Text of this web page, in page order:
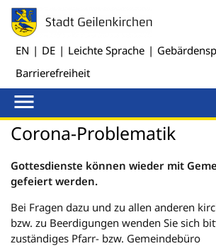
EN | DE | Leichte Sprache |
Barrierefreiheit
Corona-Problematik
Gottesdienste können wieder mit
gefeiert werden.
Bei Fragen dazu und zu allen anderen
bzw. zu Beerdigungen wenden Sie sich
zuständiges Pfarr- bzw. Gemeindebüro